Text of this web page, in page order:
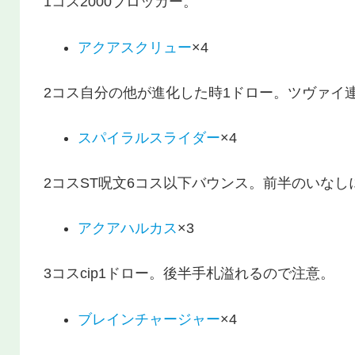
アクアスクリュー×4
2コス自分の他が進化した時1ドロー。ツヴァイ
スパイラルスライダー×4
2コスST呪文6コス以下バウンス。前半のいなし
アクアハルカス×3
3コスcip1ドロー。後半手札溢れるので注意。
ブレインチャージャー×4